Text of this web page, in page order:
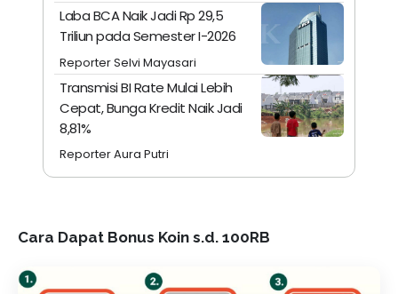
Laba BCA Naik Jadi Rp 29,5
Triliun pada Semester I-2026
Reporter Selvi Mayasari
Transmisi BI Rate Mulai Lebih
Cepat, Bunga Kredit Naik Jadi
8,81%
Reporter Aura Putri
Cara Dapat Bonus Koin s.d. 100RB